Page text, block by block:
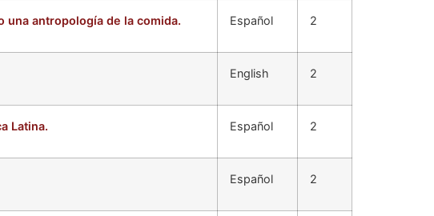
una antropología de la comida. Español 2
English 2
Latina. Español 2
Español 2